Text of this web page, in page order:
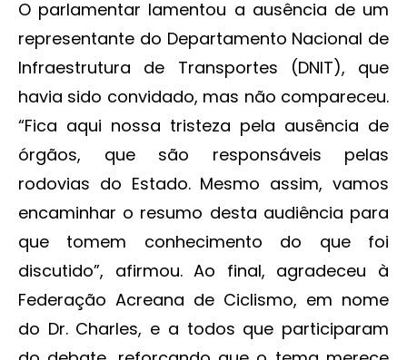
O parlamentar lamentou a ausência de um
representante do Departamento Nacional de
Infraestrutura de Transportes (DNIT), que
havia sido convidado, mas não compareceu.
“Fica aqui nossa tristeza pela ausência de
órgãos, que são responsáveis pelas
rodovias do Estado. Mesmo assim, vamos
encaminhar o resumo desta audiência para
que tomem conhecimento do que foi
discutido”, afirmou. Ao final, agradeceu à
Federação Acreana de Ciclismo, em nome
do Dr. Charles, e a todos que participaram